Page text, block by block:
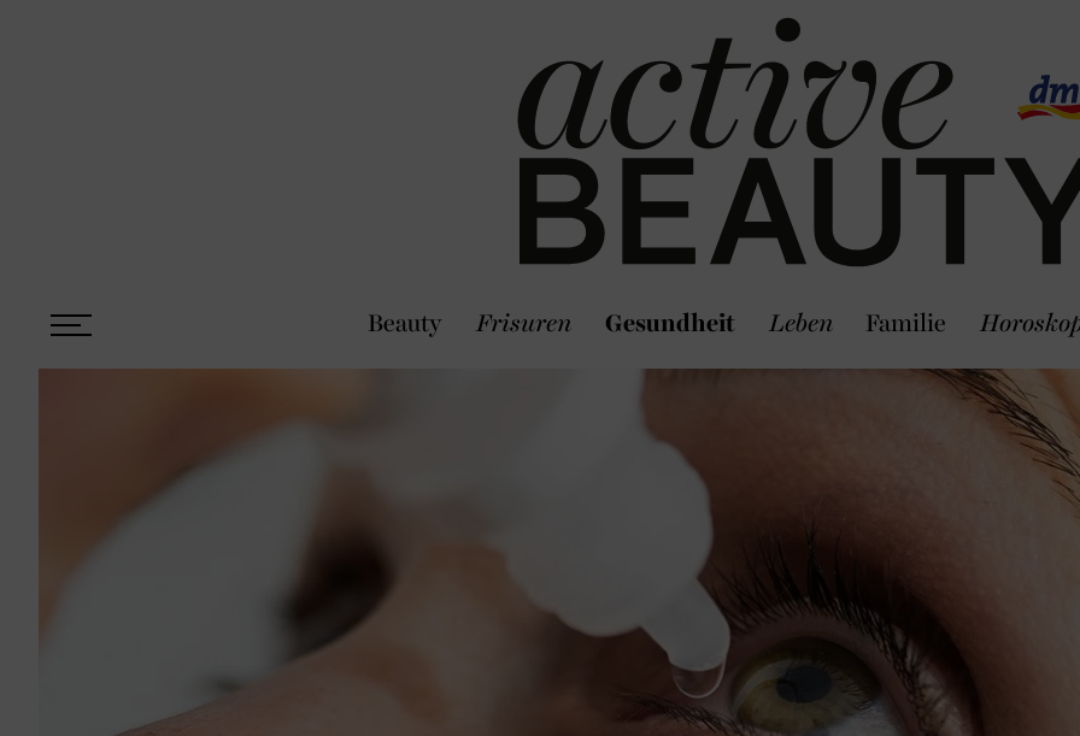
Beauty Frisuren Gesundheit Leben Familie